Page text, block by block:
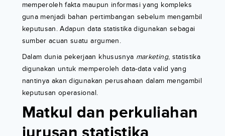
memperoleh fakta maupun informasi yang kompleks
guna menjadi bahan pertimbangan sebelum mengambil
keputusan. Adapun data statistika digunakan sebagai
sumber acuan suatu argumen.
Dalam dunia pekerjaan khususnya marketing, statistika
digunakan untuk memperoleh data-data valid yang
nantinya akan digunakan perusahaan dalam mengambil
keputusan operasional.
Matkul dan perkuliahan